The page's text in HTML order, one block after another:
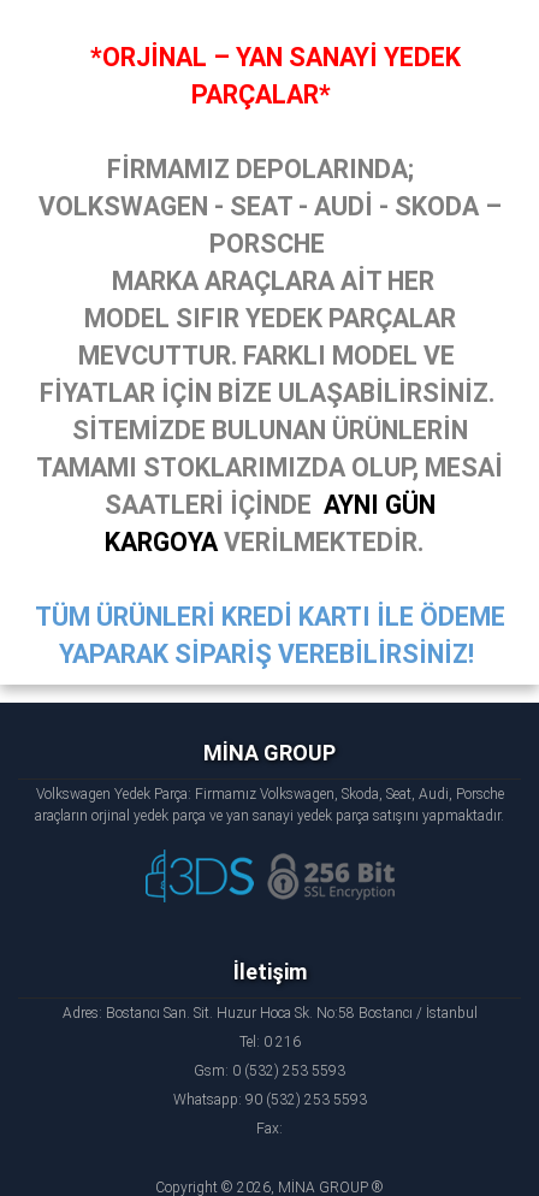
*ORJİNAL – YAN SANAYİ YEDEK
PARÇALAR*
FİRMAMIZ DEPOLARINDA;
VOLKSWAGEN - SEAT - AUDİ - SKODA –
PORSCHE
MARKA ARAÇLARA AİT HER
MODEL SIFIR YEDEK PARÇALAR
MEVCUTTUR. FARKLI MODEL VE
FİYATLAR İÇİN BİZE ULAŞABİLİRSİNİZ.
SİTEMİZDE BULUNAN ÜRÜNLERİN
TAMAMI STOKLARIMIZDA OLUP, MESAİ
SAATLERİ İÇİNDE AYNI GÜN
KARGOYA VERİLMEKTEDİR.
TÜM ÜRÜNLERİ KREDİ KARTI İLE ÖDEME
YAPARAK SİPARİŞ VEREBİLİRSİNİZ!
MİNA GROUP
Volkswagen Yedek Parça: Firmamız Volkswagen, Skoda, Seat, Audi, Porsche
araçların orjinal yedek parça ve yan sanayi yedek parça satışını yapmaktadır.
İletişim
Adres: Bostancı San. Sit. Huzur Hoca Sk. No:58 Bostancı / İstanbul
Tel: 0 216
Gsm: 0 (532) 253 5593
Whatsapp: 90 (532) 253 5593
Fax:
Copyright © 2026, MİNA GROUP ®